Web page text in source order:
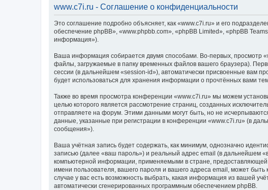
www.c7i.ru - Соглашение о конфиденциальности
Это соглашение подробно объясняет, как «www.c7i.ru» и его
обеспечение phpBB», «www.phpbb.com», «phpBB Limited», «phpBB
информация»).
Ваша информация собирается двумя способами. Во-первых, просмотр
файлы, загружаемые в папку временных файлов вашего браузера).
сессии (в дальнейшем «session-id»), автоматически присвоенные вам
будет использоваться для хранения информации о прочтённых вами
Также во время просмотра конференции «www.c7i.ru» мы можем
целью которого является рассмотрение страниц, созданных
отправляете на форум. Этими данными могут быть, но не
данные, указанные при регистрации в конференции «www.c7i.ru» (в
сообщения»).
Ваша учётная запись будет содержать, как минимум, однозначно
записью (далее «ваш пароль») и реальный адрес email (в дальнейшем
компьютерной информации, применяемыми в стране,
имени пользователя, вашего пароля и вашего адреса email, может
случае у вас есть возможность выбрать, какая информация из вашей
автоматически сгенерированных программным обеспечением phpBB.